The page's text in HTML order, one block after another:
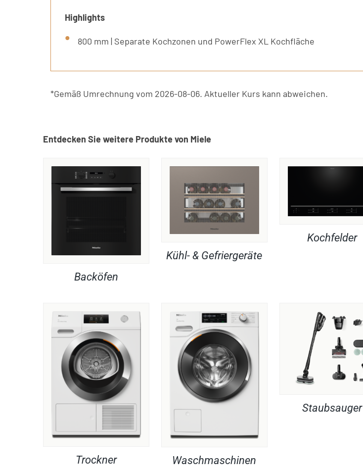
Highlights
800 mm | Separate Kochzonen und PowerFlex XL Kochfläche
*Gemäß Umrechnung vom 2026-08-06. Aktueller Kurs kann abweichen.
Entdecken Sie weitere Produkte von Miele
Backöfen
Kühl- & Gefriergeräte
Kochfelder
Trockner Waschmaschinen
Staubsauger